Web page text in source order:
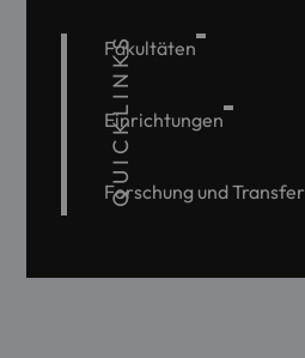
QUICKLINKS
Fakultäten
Einrichtungen
Forschung und Transfer